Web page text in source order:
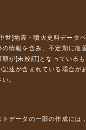
世]地震・噴火史料データ
情報を含み、不定期に改
が[未校訂]となっている
述が含まれている場合が
。
データの一部の作成には